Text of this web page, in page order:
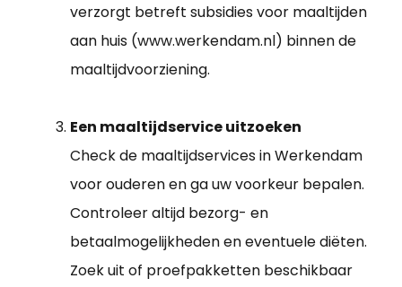
verzorgt betreft subsidies voor maaltijden
aan huis (www.werkendam.nl) binnen de
maaltijdvoorziening.
Een maaltijdservice uitzoeken
Check de maaltijdservices in Werkendam
voor ouderen en ga uw voorkeur bepalen.
Controleer altijd bezorg- en
betaalmogelijkheden en eventuele diëten.
Zoek uit of proefpakketten beschikbaar